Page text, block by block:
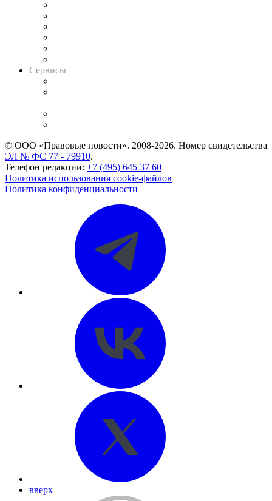
Сервисы
© ООО «Правовые новости». 2008-2026. Номер свидетельства
ЭЛ № ФС 77 - 79910.
Телефон редакции: +7 (495) 645 37 60
Политика использования cookie-файлов
Политика конфиденциальности
вверх